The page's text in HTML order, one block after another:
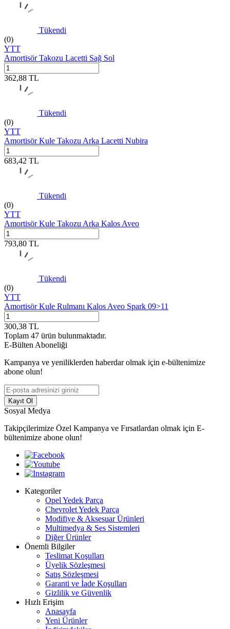
Tükendi
(0)
YTT
Amortisör Takozu Lacetti Sağ Sol
362,88 TL
Tükendi
(0)
YTT
Amortisör Kule Takozu Arka Lacetti Nubira
683,42 TL
Tükendi
(0)
YTT
Amortisör Kule Takozu Arka Kalos Aveo
793,80 TL
Tükendi
(0)
YTT
Amortisör Kule Rulmanı Kalos Aveo Spark 09>11
300,38 TL
Toplam 47 ürün bulunmaktadır.
E-Bülten Aboneliği
Kampanya ve yeniliklerden haberdar olmak için e-bültenimize
abone olun!
Kayıt Ol
Sosyal Medya
Takipçilerimize Özel Kampanya ve Fırsatlardan olmak için E-
bültenimize abone olun!
Kategoriler
Opel Yedek Parça
Chevrolet Yedek Parça
Modifiye & Aksesuar Ürünleri
Multimedya & Ses Sistemleri
Diğer Ürünler
Önemli Bilgiler
Teslimat Koşulları
Üyelik Sözleşmesi
Satış Sözleşmesi
Garanti ve İade Koşulları
Gizlilik ve Güvenlik
Hızlı Erişim
Anasayfa
Yeni Ürünler